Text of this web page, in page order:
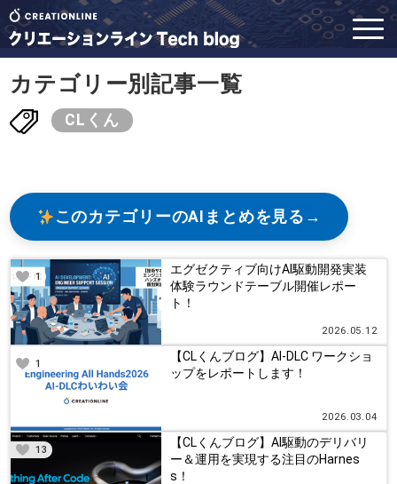
カテゴリー別記事一覧
CLくん
このカテゴリーのAIまとめを見る
エグゼクティブ向けAI駆動開発実装
体験ラウンドテーブル開催レポー
ト！
2026.05.12
1
【CLくんブログ】AI-DLC ワークショ
ップをレポートします！
2026.03.04
1
【CLくんブログ】AI駆動のデリバリ
ー＆運用を実現する注目のHarnes
s！
13